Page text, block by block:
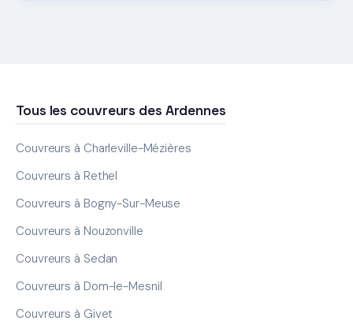
Tous les couvreurs des Ardennes
Couvreurs à Charleville-Mézières
Couvreurs à Rethel
Couvreurs à Bogny-Sur-Meuse
Couvreurs à Nouzonville
Couvreurs à Sedan
Couvreurs à Dom-le-Mesnil
Couvreurs à Givet